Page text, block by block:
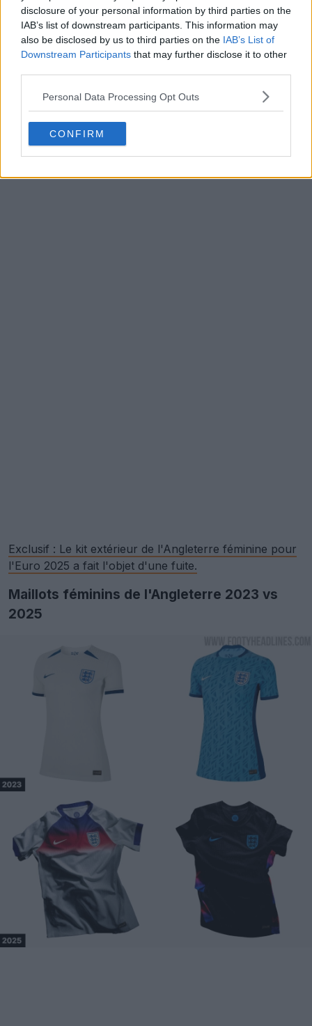
disclosure of your personal information by third parties on the
IAB’s list of downstream participants. This information may
also be disclosed by us to third parties on the IAB’s List of
Downstream Participants that may further disclose it to other
Personal Data Processing Opt Outs
CONFIRM
Exclusif : Le kit extérieur de l'Angleterre féminine pour
l'Euro 2025 a fait l'objet d'une fuite.
Maillots féminins de l'Angleterre 2023 vs
2025